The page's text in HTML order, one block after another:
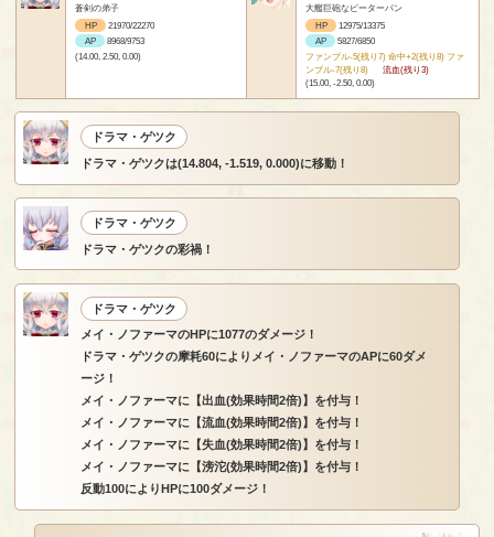
蒼剣の弟子
HP
21970/22270
AP
8968/9753
(14.00, 2.50, 0.00)
大艦巨砲なピーターパン
HP
12975/13375
AP
5827/6850
ファンブル-5(残り7) 命中+2(残り8) ファ
ンブル-7(残り8)
流血(残り3)
(15.00, -2.50, 0.00)
ドラマ・ゲツク
ドラマ・ゲツクは(14.804, -1.519, 0.000)に移動！
ドラマ・ゲツク
ドラマ・ゲツクの彩禍！
ドラマ・ゲツク
メイ・ノファーマのHPに1077のダメージ！
ドラマ・ゲツクの摩耗60によりメイ・ノファーマのAPに60ダメ
ージ！
メイ・ノファーマに【出血(効果時間2倍)】を付与！
メイ・ノファーマに【流血(効果時間2倍)】を付与！
メイ・ノファーマに【失血(効果時間2倍)】を付与！
メイ・ノファーマに【滂沱(効果時間2倍)】を付与！
反動100によりHPに100ダメージ！